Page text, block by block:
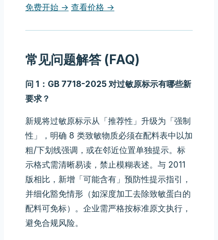
免费开始 → 查看价格 →
常见问题解答 (FAQ)
问 1：GB 7718-2025 对过敏原标示有哪些新
要求？
新规将过敏原标示从「推荐性」升级为「强制
性」，明确 8 类致敏物质必须在配料表中以加
粗/下划线强调，或在邻近位置单独提示。标
示格式需清晰易读，禁止模糊表述。与 2011
版相比，新增「可能含有」预防性提示指引，
并细化豁免情形（如深度加工去除致敏蛋白的
配料可免标）。企业需严格按标准原文执行，
避免合规风险。